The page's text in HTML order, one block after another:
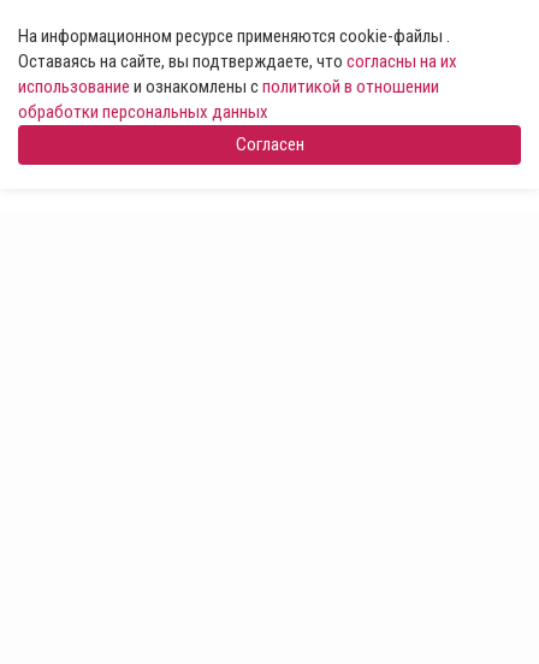
На информационном ресурсе применяются cookie-файлы .
Оставаясь на сайте, вы подтверждаете, что согласны на их
использование и ознакомлены сполитикой в отношении
обработки персональных данных
Согласен